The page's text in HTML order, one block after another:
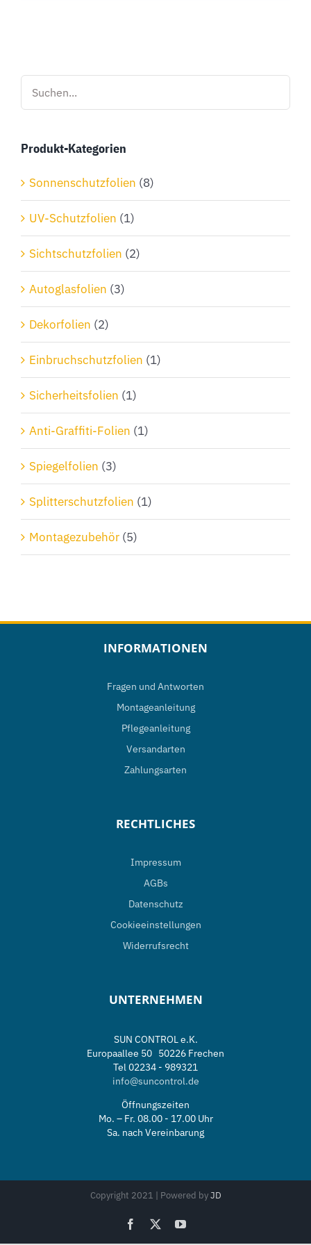
Die
können
Produktseite
gewählt
werden
Produkt-Kategorien
Sonnenschutzfolien (8)
UV-Schutzfolien (1)
Sichtschutzfolien (2)
Autoglasfolien (3)
Dekorfolien (2)
Einbruchschutzfolien (1)
Sicherheitsfolien (1)
Anti-Graffiti-Folien (1)
Spiegelfolien (3)
Splitterschutzfolien (1)
Montagezubehör (5)
INFORMATIONEN
Fragen und Antworten
Montageanleitung
Pflegeanleitung
Versandarten
Zahlungsarten
RECHTLICHES
Impressum
AGBs
Datenschutz
Cookieeinstellungen
Widerrufsrecht
UNTERNEHMEN
SUN CONTROL e.K.
Europaallee 50 50226 Frechen
Tel 02234 - 989321
info@suncontrol.de
Öffnungszeiten
Mo. – Fr. 08.00 - 17.00 Uhr
Sa. nach Vereinbarung
Copyright 2021 | Powered byJD
Facebook YouTube